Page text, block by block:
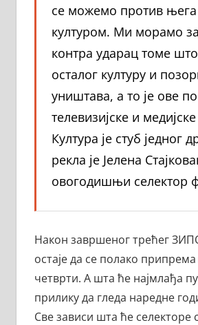
се можемо против
културом. Ми морамо
контра ударац томе
осталог културу и
уништава, а то је ове
телевизијске и
Култура је стуб једног
рекла је Јелена
овогодишњи селектор
Након завршеног трећег
остаје да се полако
четврти. А шта ће најмлађа
прилику да гледа наредне
Све зависи шта ће селекторе